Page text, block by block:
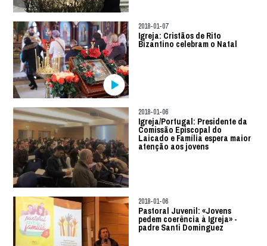
2018-01-07
Igreja: Cristãos de Rito
Bizantino celebram o Natal
2018-01-06
Igreja/Portugal: Presidente da
Comissão Episcopal do
Laicado e Família espera maior
atenção aos jovens
2018-01-06
Pastoral Juvenil: «Jovens
pedem coerência à Igreja» -
padre Santi Dominguez